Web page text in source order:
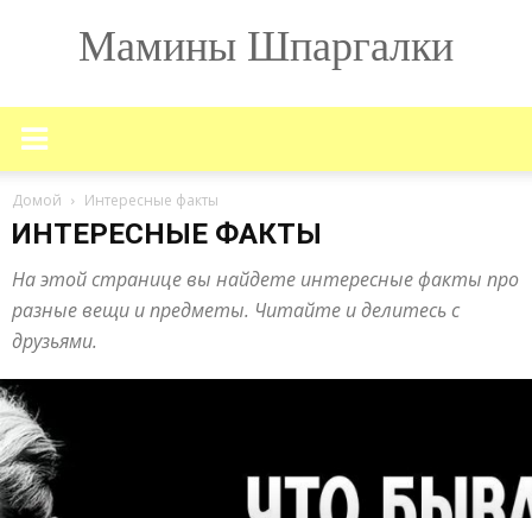
Мамины Шпаргалки
Домой Интересные факты
ИНТЕРЕСНЫЕ ФАКТЫ
На этой странице вы найдете интересные факты про
разные вещи и предметы. Читайте и делитесь с
друзьями.